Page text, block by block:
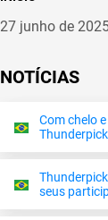
27 junho de
NOTÍCIAS
Com chelo
Thunderpick
seus